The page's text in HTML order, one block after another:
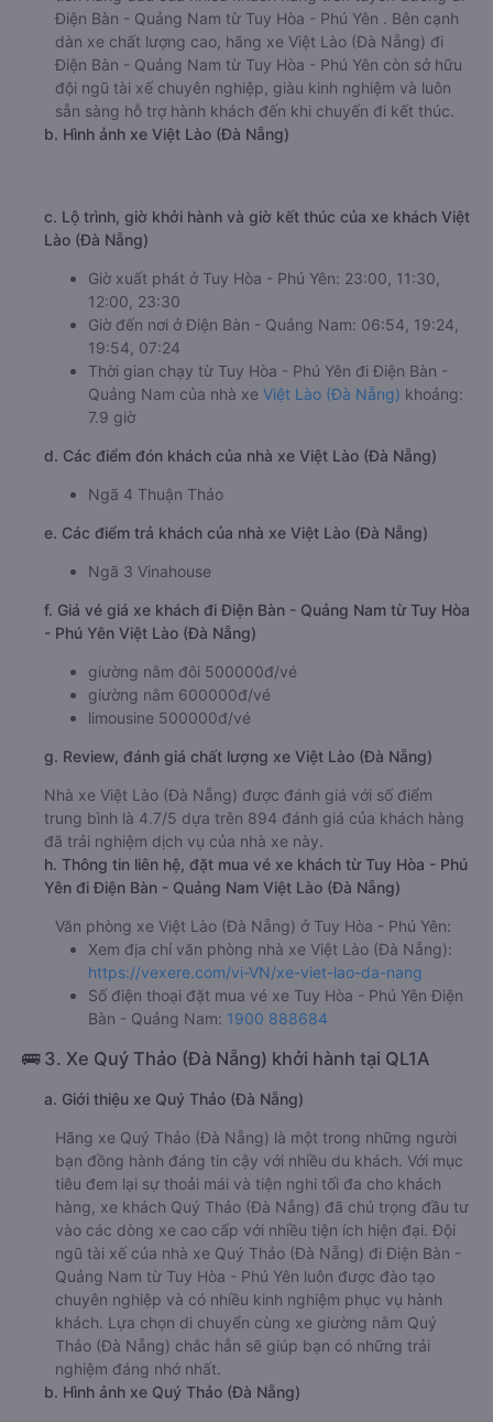
Điện Bàn - Quảng Nam từ Tuy Hòa - Phú Yên . Bên cạnh
dàn xe chất lượng cao, hãng xe Việt Lào (Đà Nẵng) đi
Điện Bàn - Quảng Nam từ Tuy Hòa - Phú Yên còn sở hữu
đội ngũ tài xế chuyên nghiệp, giàu kinh nghiệm và luôn
sẵn sàng hỗ trợ hành khách đến khi chuyến đi kết thúc.
b. Hình ảnh xe Việt Lào (Đà Nẵng)
c. Lộ trình, giờ khởi hành và giờ kết thúc của xe khách Việt
Lào (Đà Nẵng)
Giờ xuất phát ở Tuy Hòa - Phú Yên: 23:00, 11:30,
12:00, 23:30
Giờ đến nơi ở Điện Bàn - Quảng Nam: 06:54, 19:24,
19:54, 07:24
Thời gian chạy từ Tuy Hòa - Phú Yên đi Điện Bàn -
Quảng Nam của nhà xe Việt Lào (Đà Nẵng) khoảng:
7.9 giờ
d. Các điểm đón khách của nhà xe Việt Lào (Đà Nẵng)
Ngã 4 Thuận Thảo
e. Các điểm trả khách của nhà xe Việt Lào (Đà Nẵng)
Ngã 3 Vinahouse
f. Giá vé giá xe khách đi Điện Bàn - Quảng Nam từ Tuy Hòa
- Phú Yên Việt Lào (Đà Nẵng)
giường nằm đôi 500000đ/vé
giường nằm 600000đ/vé
limousine 500000đ/vé
g. Review, đánh giá chất lượng xe Việt Lào (Đà Nẵng)
Nhà xe Việt Lào (Đà Nẵng) được đánh giá với số điểm
trung bình là 4.7/5 dựa trên 894 đánh giá của khách hàng
đã trải nghiệm dịch vụ của nhà xe này.
h. Thông tin liên hệ, đặt mua vé xe khách từ Tuy Hòa - Phú
Yên đi Điện Bàn - Quảng Nam Việt Lào (Đà Nẵng)
Văn phòng xe Việt Lào (Đà Nẵng) ở Tuy Hòa - Phú Yên:
Xem địa chỉ văn phòng nhà xe Việt Lào (Đà Nẵng):
https://vexere.com/vi-VN/xe-viet-lao-da-nang
Số điện thoại đặt mua vé xe Tuy Hòa - Phú Yên Điện
Bàn - Quảng Nam: 1900 888684
🚌 3. Xe Quý Thảo (Đà Nẵng) khởi hành tại QL1A
a. Giới thiệu xe Quý Thảo (Đà Nẵng)
Hãng xe Quý Thảo (Đà Nẵng) là một trong những người
bạn đồng hành đáng tin cậy với nhiều du khách. Với mục
tiêu đem lại sự thoải mái và tiện nghi tối đa cho khách
hàng, xe khách Quý Thảo (Đà Nẵng) đã chú trọng đầu tư
vào các dòng xe cao cấp với nhiều tiện ích hiện đại. Đội
ngũ tài xế của nhà xe Quý Thảo (Đà Nẵng) đi Điện Bàn -
Quảng Nam từ Tuy Hòa - Phú Yên luôn được đào tạo
chuyên nghiệp và có nhiều kinh nghiệm phục vụ hành
khách. Lựa chọn di chuyển cùng xe giường nằm Quý
Thảo (Đà Nẵng) chắc hẳn sẽ giúp bạn có những trải
nghiệm đáng nhớ nhất.
b. Hình ảnh xe Quý Thảo (Đà Nẵng)